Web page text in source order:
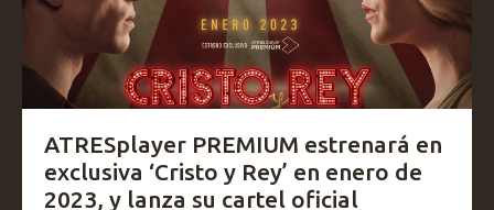
ATRESplayer PREMIUM estrenará en
exclusiva ‘Cristo y Rey’ en enero de
2023, y lanza su cartel oficial